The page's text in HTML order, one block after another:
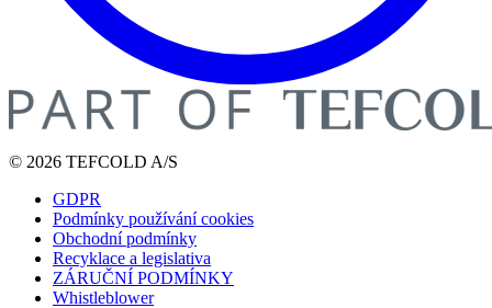
© 2026 TEFCOLD A/S
GDPR
Podmínky používání cookies
Obchodní podmínky
Recyklace a legislativa
ZÁRUČNÍ PODMÍNKY
Whistleblower